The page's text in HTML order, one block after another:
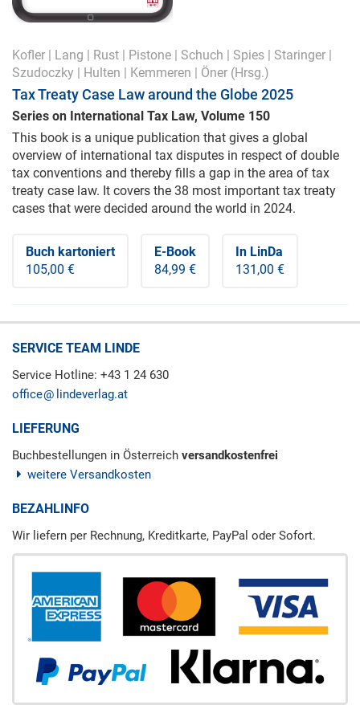
Kofler Lang Rust Pistone Schuch Spies Staringer
Szudoczky
Hulten Kemmeren Öner (Hrsg.)
Tax Treaty Case Law around the Globe 2025
Series on International Tax Law, Volume 150
This book is a unique publication that gives a global
overview of international tax disputes in respect of double
tax conventions and thereby fills a gap in the area of tax
treaty case law. It covers the 38 most important tax treaty
cases that were decided around the world in 2024.
Buch kartoniert
105,00 €
E-Book
84,99 €
In LinDa
131,00 €
SERVICE TEAM LINDE
Service Hotline: +43 1 24 630
office
lindeverlag.at
LIEFERUNG
Buchbestellungen in Österreich versandkostenfrei
weitere Versandkosten
BEZAHLINFO
Wir liefern per Rechnung, Kreditkarte, PayPal oder Sofort.